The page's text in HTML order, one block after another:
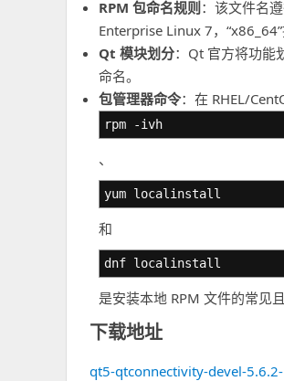
RPM 包命名规则：该文件名
Enterprise Linux 7，“x86_64”
Qt 模块划分：Qt 官方将功能
命名。
包管理器命令：在 RHEL/
rpm -ivh
、
yum localinstall
和
dnf localinstall
是安装本地 RPM 文件的常见
下载地址
qt5-qtconnectivity-devel-